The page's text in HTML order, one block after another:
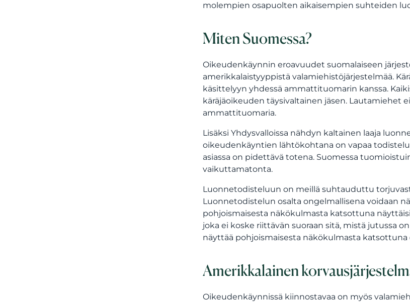
molempien osapuolten aikaisempien suhteiden
Miten Suomessa?
Oikeudenkäynnin eroavuudet suomalaiseen
amerikkalaistyyppistä valamiehistöjärjestelmää.
käsittelyyn yhdessä ammattituomarin kanssa.
käräjäoikeuden täysivaltainen jäsen. Lautamiehet
ammattituomaria.
Lisäksi Yhdysvalloissa nähdyn kaltainen laaja
oikeudenkäyntien lähtökohtana on vapaa
asiassa on pidettävä totena. Suomessa
vaikuttamatonta.
Luonnetodisteluun on meillä suhtauduttu
Luonnetodistelun osalta ongelmallisena voidaan
pohjoismaisesta näkökulmasta katsottuna
joka ei koske riittävän suoraan sitä, mistä jutussa
näyttää pohjoismaisesta näkökulmasta
Amerikkalainen
Oikeudenkäynnissä kiinnostavaa on myös